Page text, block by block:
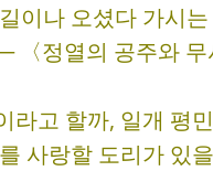
이나 오셨다 가시
〈정열의 공주와
라고 할까, 일개 평
사랑할 도리가 있